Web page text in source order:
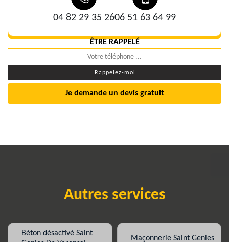
04 82 29 35 2606 51 63 64 99
ÊTRE RAPPELÉ
Je demande un devis gratuit
Autres services
Béton désactivé Saint
Maçonnerie Saint Genies